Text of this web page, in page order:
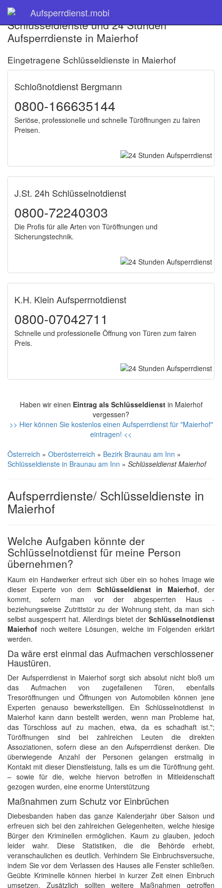
Aufsperrdienst.mobi
Schlüsseldienste und 24 Stunden
Aufsperrdienste in Maierhof
Eingetragene Schlüsseldienste in Maierhof
Schloßnotdienst Bergmann
0800-166635144
Seriöse, professionelle und schnelle Türöffnungen zu fairen
Preisen.
J.St. 24h Schlüsselnotdienst
0800-72240303
Die Profis für alle Arten von Türöffnungen und
Sicherungstechnik.
K.H. Klein Aufsperrnotdienst
0800-07042711
Schnelle und professionelle Öffnung von Türen zum fairen
Preis.
Haben wir einen Eintrag als Schlüsseldienstin Maierhof
vergessen?
>> Hier können Sie kostenlos einen Aufsperrdienst für "Maierhof"
eintragen! <<
Österreich » Oberösterreich » Bezirk Braunau am Inn »
Schlüsseldienste in Braunau am Inn » Schlüsseldienst Maierhof
Aufsperrdienste/ Schlüsseldienste in
Maierhof
Welche Aufgaben könnte der
Schlüsselnotdienst für meine Person
übernehmen?
Kaum ein Handwerker erfreut sich über ein so hohes Image wie
dieser Experte von dem Schlüsseldienst in Maierhof, der
kommt, sofern man vor der abgesperrten Haus -
beziehungsweise Zutrittstür zu der Wohnung steht, da man sich
selbst ausgesperrt hat. Allerdings bietet der Schlüsselnotdienst
Maierhof noch weitere Lösungen, welche im Folgenden erklärt
werden.
Da wäre erst einmal das Aufmachen verschlossener
Haustüren.
Der Aufsperrdienst in Maierhof sorgt sich absolut nicht bloß um
das Aufmachen von zugefallenen Türen, ebenfalls
Tresoröffnungen und Öffnungen von Automobilen können jene
Experten genauso bewerkstelligen. Ein Schlüsselnotdienst in
Maierhof kann dann bestellt werden, wenn man Probleme hat,
das Türschloss auf zu machen, etwa, da es schadhaft ist.";
Türöffnungen sind bei zahlreichen Leuten die direkten
Assoziationen, sofern diese an den Aufsperrdienst denken. Die
überwiegende Anzahl der Personen gelangen erstmalig in
Kontakt mit dieser Dienstleistung, falls es um die Türöffnung geht.
– sowie für die, welche hiervon betroffen in Mitleidenschaft
gezogen wurden, eine enorme Unterstützung
Maßnahmen zum Schutz vor Einbrüchen
Diebesbanden haben das ganze Kalenderjahr über Saison und
erfreuen sich bei den zahlreichen Gelegenheiten, welche hiesige
Bürger den Kriminellen ermöglichen. Kaum zu glauben, jedoch
leider wahr. Diese Statistiken, die die Behörde erhebt,
veranschaulichen es deutlich. Verhindern Sie Einbruchsversuche,
indem Sie vor dem Verlassen des Hauses alle Fenster schließen.
Geübte Kriminelle können hierbei in kurzer Zeit einen Einbruch
umsetzen. Zusätzlich sollten weitere Maßnahmen getroffen